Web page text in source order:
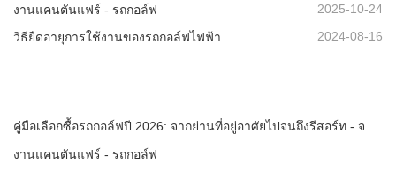
งานแคนตันแฟร์ - รถกอล์ฟ 2025-10-24
วิธียืดอายุการใช้งานของรถกอล์ฟไฟฟ้า 2024-08-16
คู่มือเลือกซื้อรถกอล์ฟปี 2026: จากย่านที่อยู่อาศัยไปจนถึงรีสอร์ท - จะเลือกยานพาหนะอเนกประสงค์ที่เหมาะสมได้อย่างไร?
งานแคนตันแฟร์ - รถกอล์ฟ